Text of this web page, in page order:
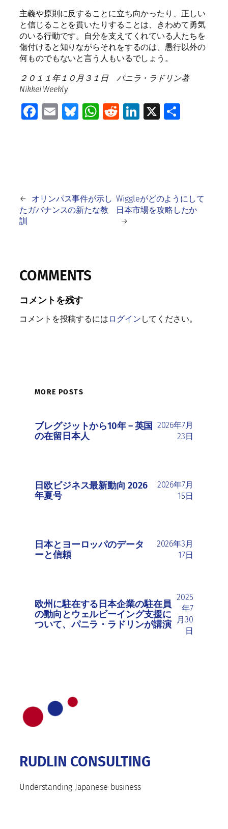
主義や原則に反することに立ち向かったり、正しい
と信じることを貫いたりすることは、きわめて勇気
のいる行動です。自分を支えてくれている人たちを
傷付けると知りながらそれをするのは、愚行以外の
何ものでもないと言う人もいるでしょう。
２０１１年１０月３１日 パニラ・ラドリン著
Nikkei Weekly
Facebook
EmailBluesky
WhatsApp
RedditLinkedIn
X
←
オリンパス事件が示し
たガバナンスの新たな教
訓
Wiggleがどのようにして
日本市場を攻略したか
→
COMMENTS
コメントを残す
コメントを投稿するには ログイン してください。
MORE POSTS
ブレグジットから10年 ― 英国
の在留日本人
2026年7月
23日
日欧ビジネス最新動向 2026
年夏号
2026年7月
15日
日本とヨーロッパのデータ
ーと信頼
2026年3月
17日
欧州に駐在する日本企業の駐在員
の動向とウェルビーイング支援に
ついて、パニラ・ラドリンが講演
2025
年7
月30
日
RUDLIN CONSULTING
Understanding Japanese business